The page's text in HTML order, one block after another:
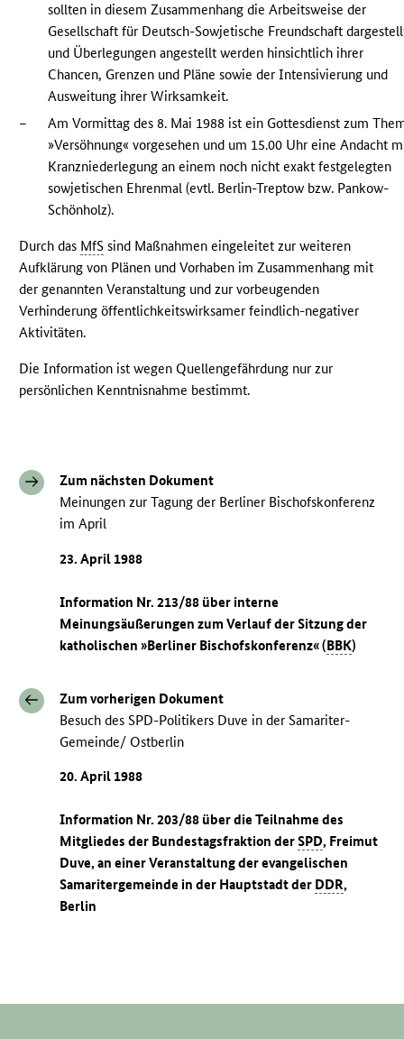
sollten in diesem Zusammenhang die Arbeitsweise der
Gesellschaft für Deutsch-Sowjetische Freundschaft
und Überlegungen angestellt werden hinsichtlich ihrer
Chancen, Grenzen und Pläne sowie der Intensivierung und
Ausweitung ihrer Wirksamkeit.
–
Am Vormittag des 8. Mai 1988 ist ein Gottesdienst zum
»Versöhnung« vorgesehen und um 15.00 Uhr eine Andacht
Kranzniederlegung an einem noch nicht exakt festgelegten
sowjetischen Ehrenmal (evtl. Berlin-Treptow bzw. Pankow-
Schönholz).
Durch das MfS sind Maßnahmen eingeleitet zur weiteren
Aufklärung von Plänen und Vorhaben im Zusammenhang mit
der genannten Veranstaltung und zur vorbeugenden
Verhinderung öffentlichkeitswirksamer feindlich-negativer
Aktivitäten.
Die Information ist wegen Quellengefährdung nur zur
persönlichen Kenntnisnahme bestimmt.
Zum nächsten Dokument
Meinungen zur Tagung der Berliner Bischofskonferenz
im April
23. April 1988
Information Nr. 213/88 über interne
Meinungsäußerungen zum Verlauf der Sitzung der
katholischen »Berliner Bischofskonferenz« (BBK)
Zum vorherigen Dokument
Besuch des SPD-Politikers Duve in der Samariter-
Gemeinde/ Ostberlin
20. April 1988
Information Nr. 203/88 über die Teilnahme des
Mitgliedes der Bundestagsfraktion derSPD, Freimut
Duve, an einer Veranstaltung der evangelischen
Samaritergemeinde in der Hauptstadt der DDR,
Berlin